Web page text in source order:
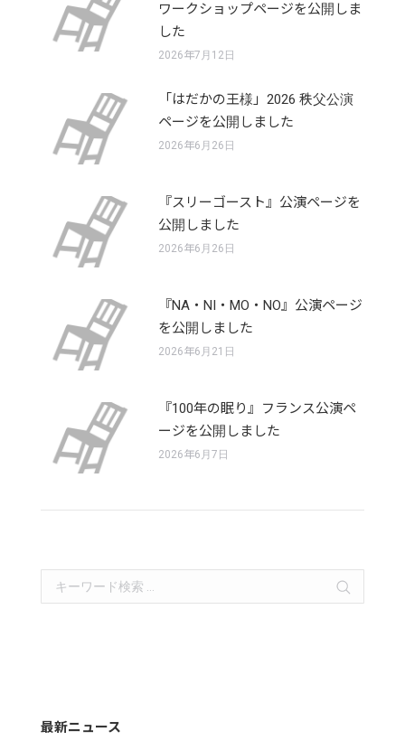
ワークショップページを公開しま
した
2026年7月12日
「はだかの王様」2026 秩父公演
ページを公開しました
2026年6月26日
『スリーゴースト』公演ページを
公開しました
2026年6月26日
『NA・NI・MO・NO』公演ページ
を公開しました
2026年6月21日
『100年の眠り』フランス公演ペ
ージを公開しました
2026年6月7日
Search:
最新ニュース